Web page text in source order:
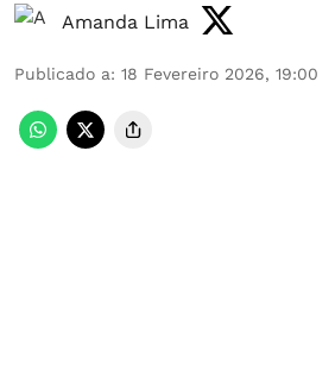
Amanda Lima
Publicado a: 18 Fevereiro 2026, 19:00